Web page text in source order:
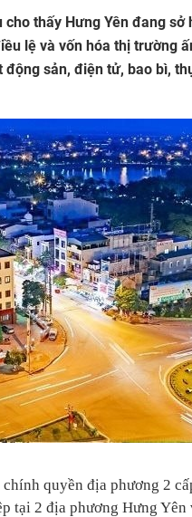
cho thấy Hưng Yên đang
lệ và vốn hóa thị trường
sản, điện tử, bao bì,
quyền địa phương 2
tại 2 địa phương Hưng